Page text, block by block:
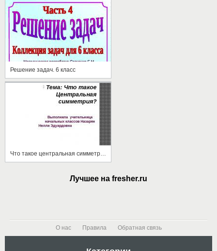
Решение задач. 6 класс
Лучшее на fresher.ru
О нас Правила Обратная связь